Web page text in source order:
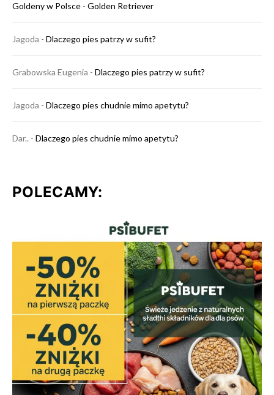
Goldeny w Polsce - Golden Retriever
Jagoda - Dlaczego pies patrzy w sufit?
Grabowska Eugenia - Dlaczego pies patrzy w sufit?
Jagoda - Dlaczego pies chudnie mimo apetytu?
Dar.. - Dlaczego pies chudnie mimo apetytu?
POLECAMY: